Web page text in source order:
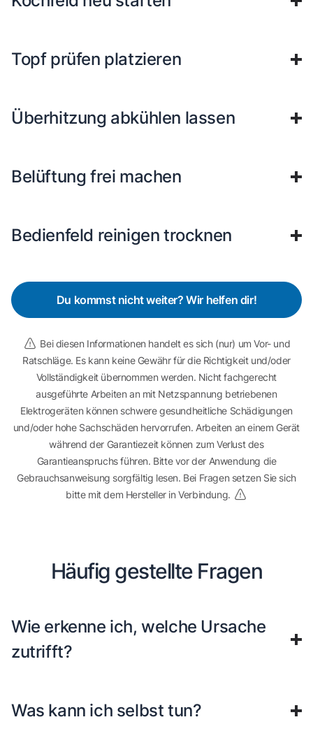
Topf prüfen platzieren
Überhitzung abkühlen lassen
Belüftung frei machen
Bedienfeld reinigen trocknen
Du kommst nicht weiter? Wir helfen dir!
Bei diesen Informationen handelt es sich (nur) um Vor- und
Ratschläge. Es kann keine Gewähr für die Richtigkeit und/oder
Vollständigkeit übernommen werden. Nicht fachgerecht
ausgeführte Arbeiten an mit Netzspannung betriebenen
Elektrogeräten können schwere gesundheitliche Schädigungen
und/oder hohe Sachschäden hervorrufen. Arbeiten an einem Gerät
während der Garantiezeit können zum Verlust des
Garantieanspruchs führen. Bitte vor der Anwendung die
Gebrauchsanweisung sorgfältig lesen. Bei Fragen setzen Sie sich
bitte mit dem Hersteller in Verbindung.
Häufig gestellte Fragen
Wie erkenne ich, welche Ursache
zutrifft?
Was kann ich selbst tun?